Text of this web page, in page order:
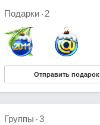
Подарки 2
Отправить подарок
Группы 3